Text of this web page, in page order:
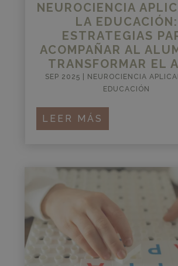
NEUROCIENCIA
LA EDUCACIÓN:
ESTRATEGIAS
ACOMPAÑAR AL
TRANSFORMAR EL
SEP 2025
NEUROCIENCIA
EDUCACIÓN
LEER MÁS